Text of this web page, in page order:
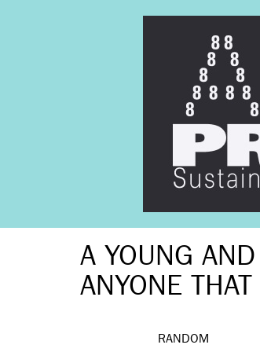
A YOUNG AND
ANYONE THAT
RANDOM